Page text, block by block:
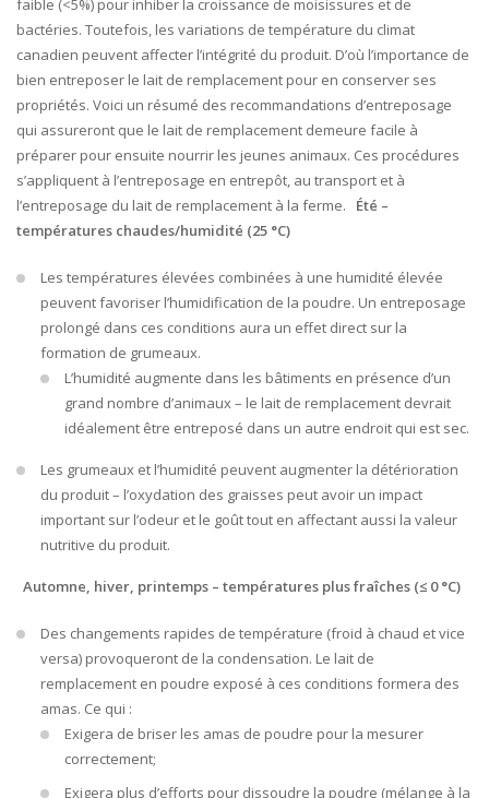
faible (<5%) pour inhiber la croissance de moisissures et de
bactéries. Toutefois, les variations de température du climat
canadien peuvent affecter l’intégrité du produit. D’où l’importance de
bien entreposer le lait de remplacement pour en conserver ses
propriétés. Voici un résumé des recommandations d’entreposage
qui assureront que le lait de remplacement demeure facile à
préparer pour ensuite nourrir les jeunes animaux. Ces procédures
s’appliquent à l’entreposage en entrepôt, au transport et à
l’entreposage du lait de remplacement à la ferme. Été –
températures chaudes/humidité (25 °C)
Les températures élevées combinées à une humidité élevée
peuvent favoriser l’humidification de la poudre. Un entreposage
prolongé dans ces conditions aura un effet direct sur la
formation de grumeaux.
L’humidité augmente dans les bâtiments en présence d’un
grand nombre d’animaux – le lait de remplacement devrait
idéalement être entreposé dans un autre endroit qui est sec.
Les grumeaux et l’humidité peuvent augmenter la détérioration
du produit – l’oxydation des graisses peut avoir un impact
important sur l’odeur et le goût tout en affectant aussi la valeur
nutritive du produit.
Automne, hiver, printemps – températures plus fraîches (≤ 0 °C)
Des changements rapides de température (froid à chaud et vice
versa) provoqueront de la condensation. Le lait de
remplacement en poudre exposé à ces conditions formera des
amas. Ce qui :
Exigera de briser les amas de poudre pour la mesurer
correctement;
Exigera plus d’efforts pour dissoudre la poudre (mélange à la